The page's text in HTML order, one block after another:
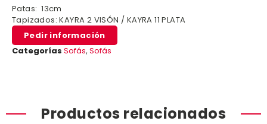
Patas: 13cm
Tapizados: KAYRA 2 VISÓN / KAYRA 11 PLATA
Pedir información
Categorías Sofás, Sofás
Productos relacionados